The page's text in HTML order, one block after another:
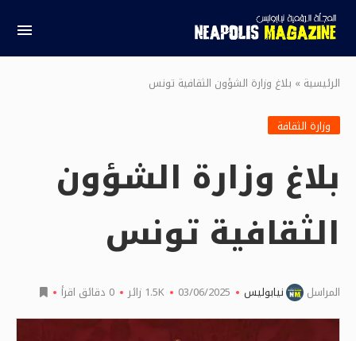
الرئيسية » بلاغ وزارة الشؤون الثقافية تونس
وزارة الثقافة
بلاغ وزارة الشؤون
الثقافية تونس
المراسل نيابوليس 03/06/2025
1.5K زائر